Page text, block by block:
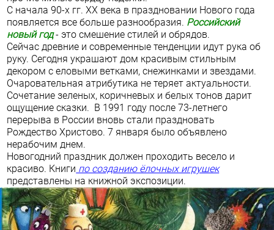
С начала 90-х гг. XX века в праздновании Нового года
появляется все больше разнообразия. Российский
новый год- это смешение стилей и обрядов.
Сейчасдревние и современные тенденции идут рука об
руку. Сегодня украшают дом красивым стильным
декором с еловыми ветками, снежинками и звездами.
Очаровательная атрибутика не теряет актуальности.
Сочетание зеленых, коричневых и белых тонов дарит
ощущение сказки. В 1991 году после 73-летнего
перерыва в России вновь стали праздновать
Рождество Христово. 7 января было объявлено
нерабочим днем.
Новогодний праздник должен проходить весело и
красиво. Книги по созданию ёлочных игрушек
представлены на книжной экспозиции.